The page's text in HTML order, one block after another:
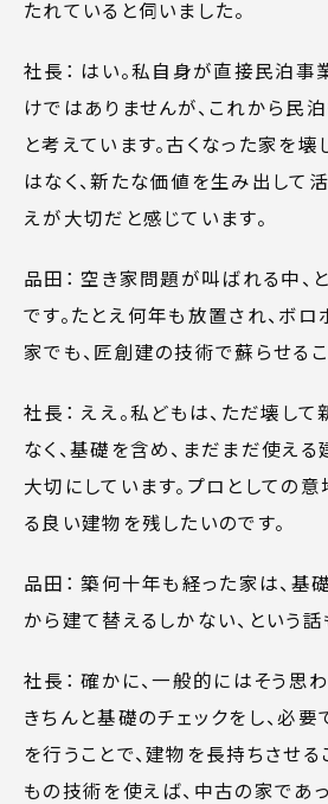
たれていると伺いました。
社長： はい。私自身が直接民泊事
けではありませんが、これから民
と考えています。古くなった家を
はなく、新たな価値を生み出して
えが大切だと感じています。
品田： 空き家問題が叫ばれる中、
です。たとえ何年も放置され、ボロ
家でも、匠創建の技術で蘇らせるこ
社長： ええ。私どもは、ただ壊し
なく、基礎を含め、まだまだ使え
大切にしています。プロとしての
る良い建物を残したいのです。
品田： 築何十年も経った家は、基
から建て替えるしかない、という話
社長： 確かに、一般的にはそう思わ
きちんと基礎のチェックをし、必
を行うことで、建物を長持ちさせる
もの技術を使えば、中古の家であ